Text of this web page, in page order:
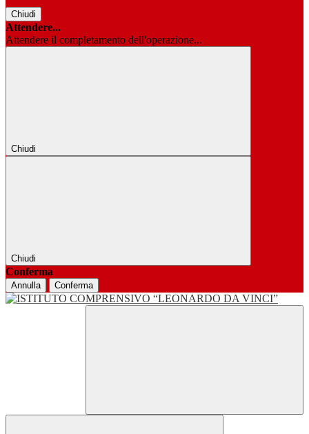
Chiudi
Attendere...
Attendere il completamento dell'operazione...
Chiudi
Chiudi
Conferma
Annulla Conferma